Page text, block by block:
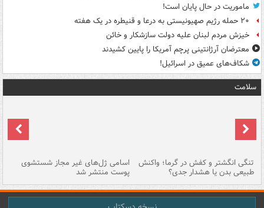
ماموریت در حال پایان است!
۲۰ حمله رژیم صهیونیستی به درعا و قنیطره در یک هفته
خیزش مردم لبنان علیه دولت سازشکار و خائن
معترضان آرژانتینی پرچم آمریکا را پایین کشیدند
شکاف‌های عمیق در اسرائیل!
سلامت
تنگی انگشتر و کفش در گرما؛ واکنش
طبیعی بدن یا هشدار جدی؟
اسامی ژل‌های غیر مجاز شستشوی
پوست منتشر شد